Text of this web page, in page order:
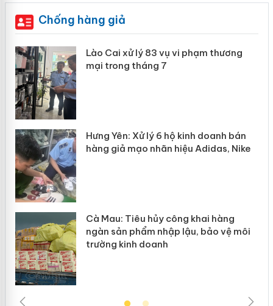
Chống hàng giả
Lào Cai xử lý 83 vụ vi phạm thương
mại trong tháng 7
Hưng Yên: Xử lý 6 hộ kinh doanh bán
hàng giả mạo nhãn hiệu Adidas, Nike
Cà Mau: Tiêu hủy công khai hàng
ngàn sản phẩm nhập lậu, bảo vệ môi
trường kinh doanh